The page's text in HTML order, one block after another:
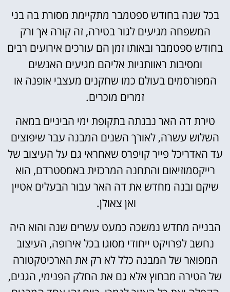
בכל שנה בחודש ספטמבר מתקיימת מסורת בה בני
המשפחה מגיעים לגור בטירה, זה קורה אך ורק
בחודש ספטמבר ובאותו זמן הם עורכים אירועים רבים
ומסיבות ראוותניות אליהם מגיעים האנשים
המפורסמים בעולם כמו שחקנים מעצבי אופנה או
זמרים מוכרים.
טירת דה האר נבנתה בתקופת ימי הביניים במאה
השלוש עשרה, לאורך השנים המבנה עבר שיפוצים
עד האדריכל פייר קויפרס שאחראי גם על העיצוב של
רייקסמוזיאום והתחנה המרכזית באמסטרדם, הוא
שיקם ובנה מחדש את דה האר עבור הבעלים אטיין
ואן צאולן.
הבנייה מחדש נמשכה כמעט עשרים שנה והוא היה
נחשב לפרויקט ייחודי מסוגו בכל אירופה, העיצוב
המפואר של המבנה כלל לא רק את הארכיטקטורה
של הטירה מבחוץ אלא גם את החלק הפנימי, הגנים,